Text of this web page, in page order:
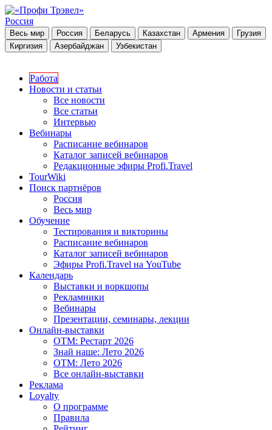
Россия
Весь мир Россия Беларусь Казахстан Армения
Грузия
Киргизия
Азербайджан Узбекистан
Работа
Новости и статьи
Все новости
Все статьи
Интервью
Вебинары
Расписание вебинаров
Каталог записей вебинаров
Редакционные эфиры Profi.Travel
TourWiki
Поиск партнёров
Россия
Весь мир
Обучение
Тестирования и викторины
Расписание вебинаров
Каталог записей вебинаров
Эфиры Profi.Travel на YouTube
Календарь
Выставки и воркшопы
Рекламники
Вебинары
Презентации, семинары, лекции
Онлайн-выставки
OTM: Рестарт 2026
Знай наше: Лето 2026
OTM: Лето 2026
Все онлайн-выставки
Реклама
Loyalty
О программе
Правила